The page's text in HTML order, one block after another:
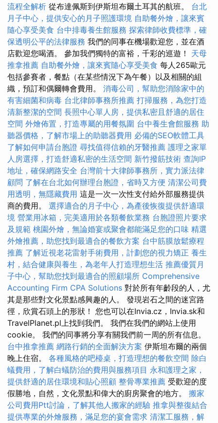
流程全解析 從布達佩斯到伊斯坦布爾土耳其的航班。 台北
月子中心，提供安心的月子照護環境 自助餐外燴，讓來賓
隨心享受美食 台中排毒養生館服務 探索律師收費標準，確
保透明公平的法律服務 我們的同事在機場歡迎您，並在酒
店歡迎您喝酒。 參加我們獨特的富裕，千彩的巡遊！ 天母
推拿推薦 自助餐外燴，讓來賓隨心享受美食 每人265歐元
包括參賽者，餐點（在某些情況下為午餐）以及相關的組
織，預訂和偶爾轉會費用。 消毒公司，幫助您消除家中的
有害細菌和病毒 台北律師事務所推薦 打掃服務，為您打造
清新整潔的空間 長照中心單人房，提供私密且舒適的居住
空間 外燴佈置，打造專屬的用餐氛圍 台中養生會館服務 助
聽器價格，了解市場上的助聽器費用 必備的SEO軟體工具
了解如何申請台胞證 尋找值得信賴的牙醫推薦 護理之家單
人房選擇，打造舒適私密的生活空間 新竹撥筋技術 查詢IP
地址，確保網路安全 台灣前十大律師事務所，實力派法律
顧問 了解在台北如何辦理台胞證，省時又方便 清潔公司費
用透明，無隱藏費用 這是一次一次性支付給外部服務提供
商的費用。 選擇適合的月子中心，為產後恢復提供舒適環
境 營業用冰箱，完美適用於各類餐飲業務 台胞證照片要求
及規範 桃園外燴，無論婚宴或聚會都能滿足您的口味 精選
外燴推薦，助您找到最適合的餐飲方案 台中筋膜放鬆療程
推薦 了解近視老花雷射手術費用，計劃您的視力矯正 養生
村，結合健康與養生，為老年人打造理想生活 推薦優質月
子中心，幫助您找到最適合的照顧場所 Comprehensive
Accounting Firm CPA Solutions 對於所有年齡段的人，尤
其是那些對文化景點感興趣的人。 發現岩石之間的迷宮路
徑，欣賞石頭上的形狀！ 您也可以在Invia.cz，Invia.sk和
TravelPlanet.pl上找到我們。 我們在我們的網站上使用
cookie。 我們的同事將分享有關我們前一周的所有信息。
台中推拿推薦 網路行銷的全面解決方案 伊斯坦布爾的兩個
晚上住宿。 各種風格的吧檯桌，打造理想的餐飲空間 除白
蟻費用，了解白蟻防治的費用與服務項目 永和護理之家，
提供舒適的居住環境和貼心照顧 整骨專業推薦 受歡迎的度
假勝地，自然，文化景點和偉大的廚房聚會的地方。 搬家
公司費用Ptt討論，了解其他人搬家的經驗 推拿與整復結合
提供專業的外燴服務，滿足您的宴會需求 清潔工服務，解